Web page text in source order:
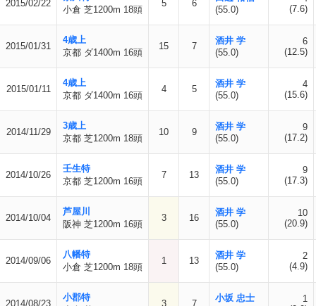
2015/02/22
小倉 芝1200m 18頭
5 6
(55.0)
(7.6)
2015/01/31
4歳上
京都 ダ1400m 16頭
15 7
酒井 学
(55.0)
6
(12.5)
2015/01/11
4歳上
京都 ダ1400m 16頭
4 5
酒井 学
(55.0)
4
(15.6)
2014/11/29
3歳上
京都 芝1200m 18頭
10 9
酒井 学
(55.0)
9
(17.2)
2014/10/26
壬生特
京都 芝1200m 16頭
7 13
酒井 学
(55.0)
9
(17.3)
2014/10/04
芦屋川
阪神 芝1200m 16頭
3 16
酒井 学
(55.0)
10
(20.9)
2014/09/06
八幡特
小倉 芝1200m 18頭
1 13
酒井 学
(55.0)
2
(4.9)
2014/08/23
小郡特
3 7
小坂 忠士
1